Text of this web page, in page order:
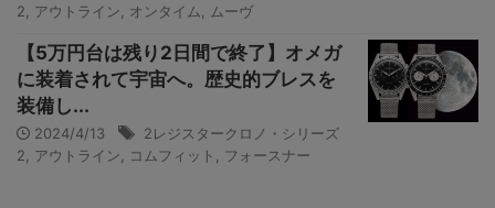
2
アウトライン オンタイム ムーヴ
【5万円台は残り2日間で終了】オメガ
に装着されて宇宙へ。歴史的ブレスを
装備し...
2024/4/13
2レジスタークロノ・シリーズ
2
アウトライン コムフィット フォースナー